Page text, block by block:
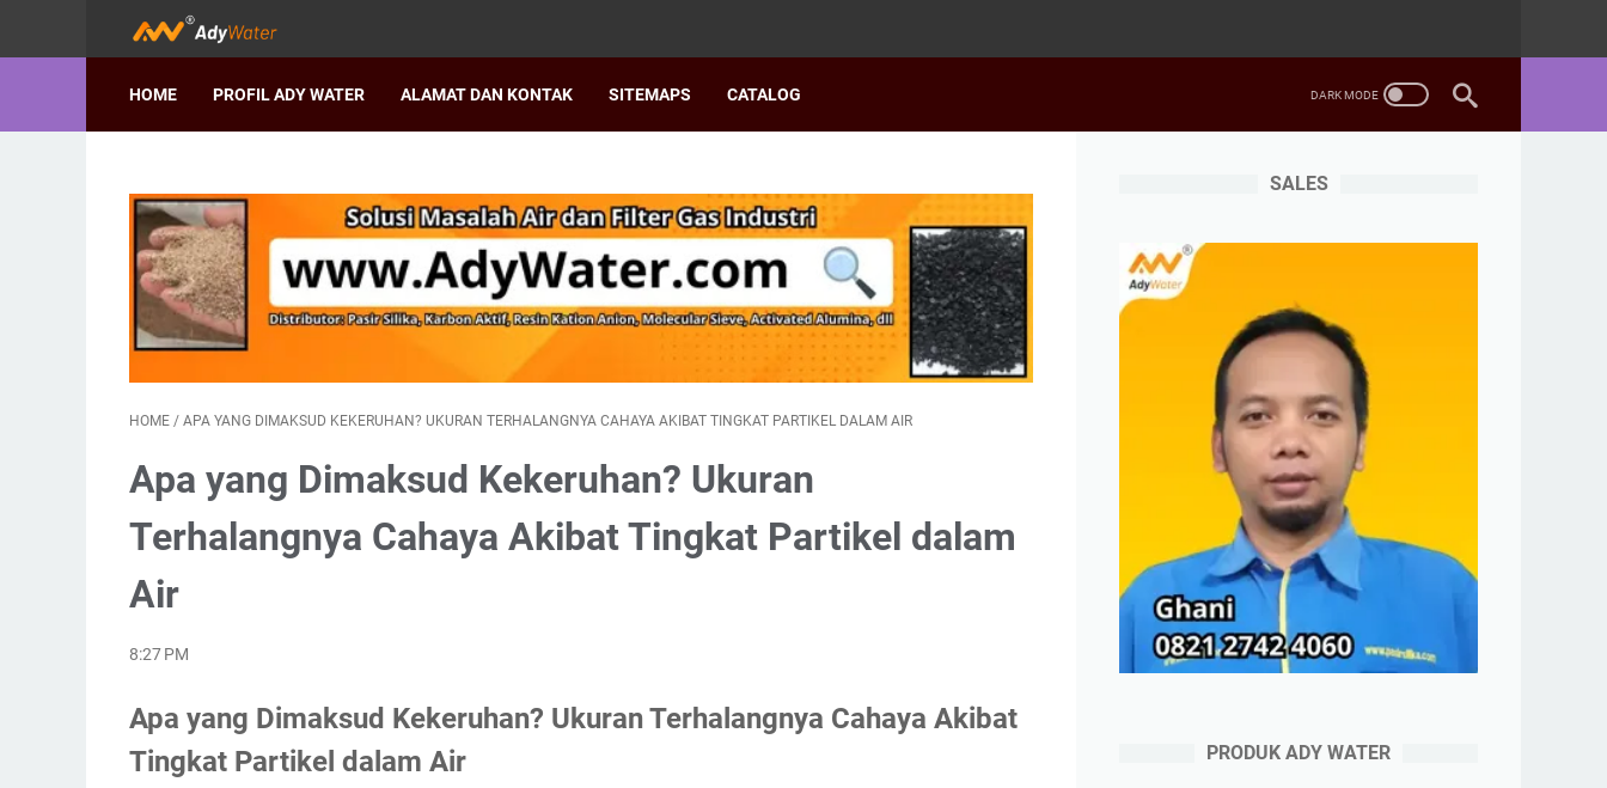
HOME PROFIL ADY WATER ALAMAT DAN KONTAK SITEMAPS CATALOG
HOME / APA YANG DIMAKSUD KEKERUHAN? UKURAN TERHALANGNYA CAHAYA AKIBAT TINGKAT PARTIKEL DALAM AIR
Apa yang Dimaksud Kekeruhan? Ukuran
Terhalangnya Cahaya Akibat Tingkat Partikel dalam
Air
8:27 PM
Apa yang Dimaksud Kekeruhan? Ukuran Terhalangnya Cahaya Akibat
Tingkat Partikel dalam Air
SALES
PRODUK ADY WATER